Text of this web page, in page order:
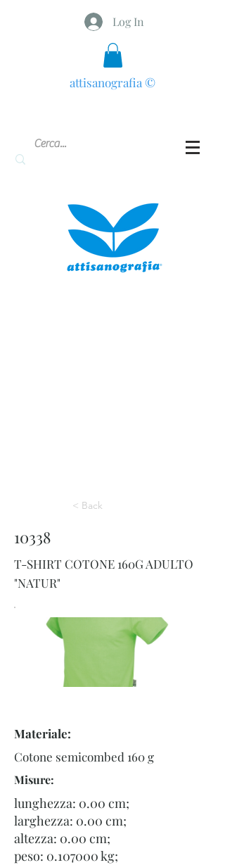
Log In
attisanografia ©
< Back
10338
T-SHIRT COTONE 160G ADULTO
"NATUR"
Materiale:
Cotone semicombed 160 g
Misure:
lunghezza: 0.00 cm;
larghezza: 0.00 cm;
altezza: 0.00 cm;
peso: 0.107000kg;